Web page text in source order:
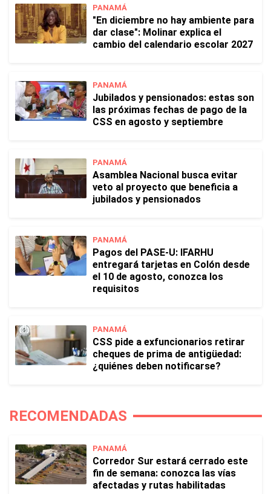
PANAMÁ
"En diciembre no hay ambiente para
dar clase": Molinar explica el
cambio del calendario escolar 2027
PANAMÁ
Jubilados y pensionados: estas son
las próximas fechas de pago de la
CSS en agosto y septiembre
PANAMÁ
Asamblea Nacional busca evitar
veto al proyecto que beneficia a
jubilados y pensionados
PANAMÁ
Pagos del PASE-U: IFARHU
entregará tarjetas en Colón desde
el 10 de agosto, conozca los
requisitos
PANAMÁ
CSS pide a exfuncionarios retirar
cheques de prima de antigüedad:
¿quiénes deben notificarse?
RECOMENDADAS
PANAMÁ
Corredor Sur estará cerrado este
fin de semana: conozca las vías
afectadas y rutas habilitadas